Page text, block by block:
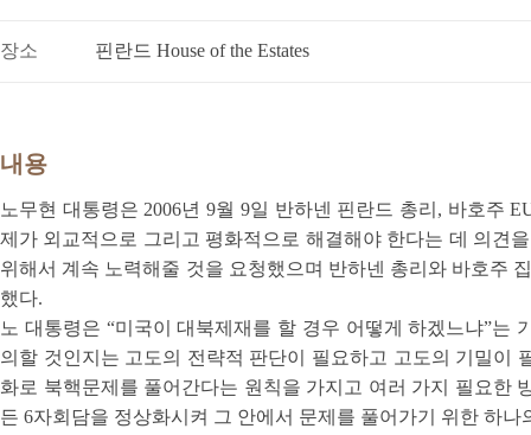
장소 핀란드 House of the Estates
내용
노무현 대통령은 2006년 9월 9일 반하넨 핀란드 총리, 바호주
제가 외교적으로 그리고 평화적으로 해결해야 한다는 데 의견
위해서 계속 노력해줄 것을 요청했으며 반하넨 총리와 바호주
했다.
노 대통령은 “미국이 대북제재를 할 경우 어떻게 하겠느냐”는
의할 것인지는 고도의 전략적 판단이 필요하고 고도의 기밀이
화로 북핵문제를 풀어간다는 원칙을 가지고 여러 가지 필요한
든 6자회담을 정상화시켜 그 안에서 문제를 풀어가기 위한 하